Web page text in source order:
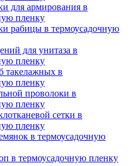
для армирования в
пленку
рабицы в термоусадочную
для унитаза в
пленку
такелажных в
пленку
проволоки в
пленку
сетки в
пленку
в термоусадочную
в термоусадочную пленку